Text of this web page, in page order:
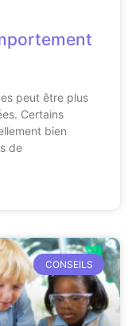
peut être plus
Certains
bien
de
CONSEILS